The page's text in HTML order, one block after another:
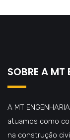
SOBRE A MT
A MT
atuamos como
na construção